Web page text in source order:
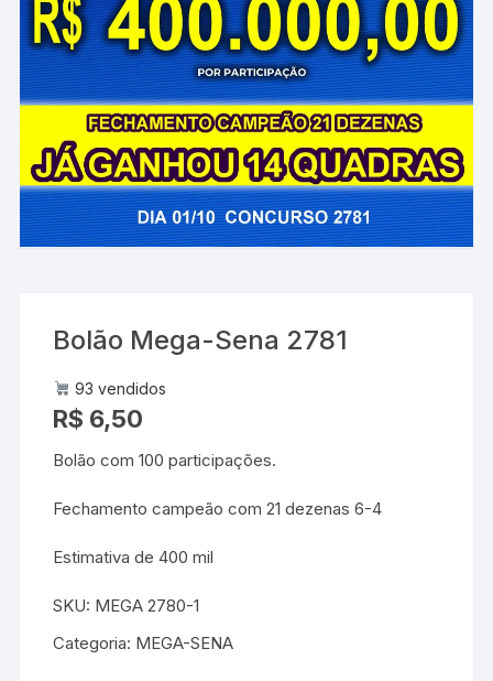
Bolão Mega-Sena 2781
93 vendidos
R$ 6,50
Bolão com 100 participações.
Fechamento campeão com 21 dezenas 6-4
Estimativa de 400 mil
SKU: MEGA 2780-1
Categoria: MEGA-SENA